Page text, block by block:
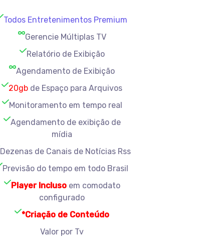
Todos Entretenimentos Premium
Gerencie Múltiplas TV
Relatório de Exibição
Agendamento de Exibição
20gb de Espaço para Arquivos
Monitoramento em tempo real
Agendamento de exibição de
mídia
Dezenas de Canais de Notícias Rss
Previsão do tempo em todo Brasil
Player Inclusoem comodato
configurado
*Criação de Conteúdo
Valor por Tv